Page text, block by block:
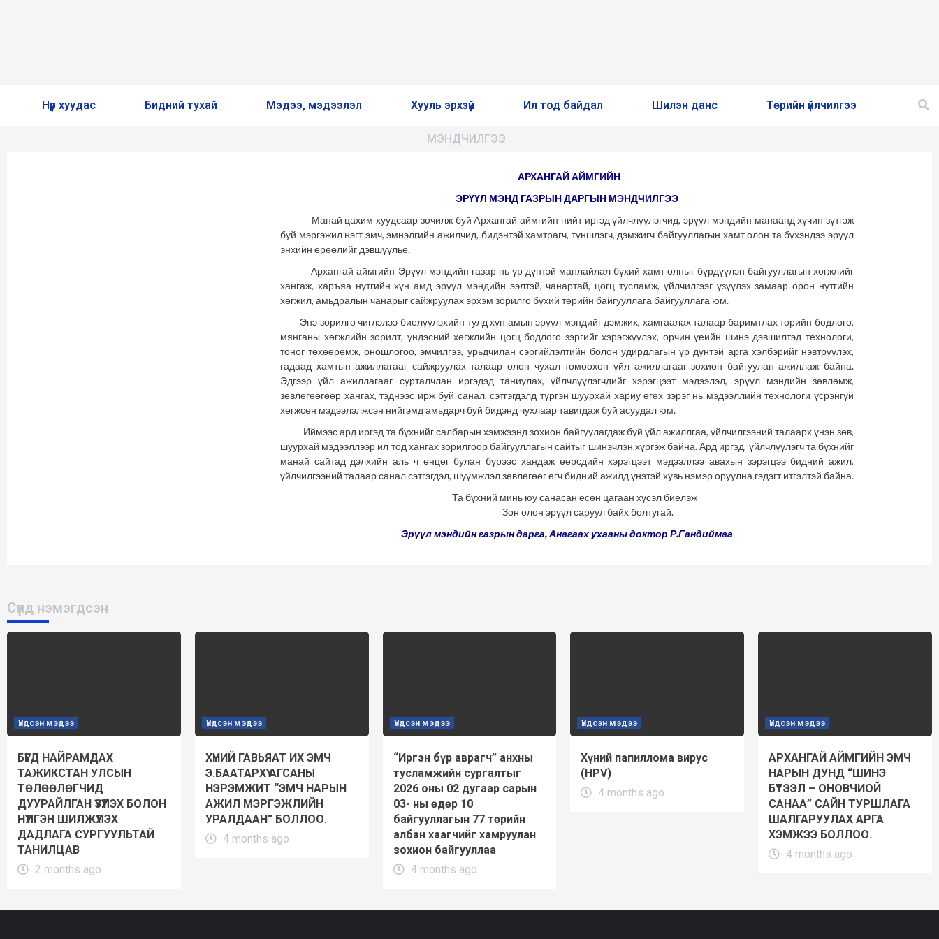
Нүүр хуудас Бидний тухай Мэдээ, мэдээлэл Хууль эрхзүй Ил тод байдал Шилэн данс Төрийн үйлчилгээ
МЭНДЧИЛГЭЭ
АРХАНГАЙ АЙМГИЙН
ЭРҮҮЛ МЭНД ГАЗРЫН ДАРГЫН МЭНДЧИЛГЭЭ
Манай цахим хуудсаар зочилж буй Aрхангай аймгийн нийт иргэд үйлчлүүлэгчид, эрүүл мэндийн манаанд хүчин зүтгэж
буй мэргэжил нэгт эмч, эмнэлгийн ажилчид, бидэнтэй хамтрагч, түншлэгч, дэмжигч байгууллагын хамт олон та бүхэндээ эрүүл
энхийн ерөөлийг дэвшүүлье.
Архангай аймгийн Эрүүл мэндийн газар нь үр дүнтэй манлайлал бүхий хамт олныг бүрдүүлэн байгууллагын хөгжлийг
хангаж, харъяа нутгийн хүн амд эрүүл мэндийн ээлтэй, чанартай, цогц тусламж, үйлчилгээг үзүүлэх замаар орон нутгийн
хөгжил, амьдралын чанарыг сайжруулах эрхэм зорилго бүхий төрийн байгууллага байгууллага юм.
Энэ зорилго чиглэлээ биелүүлэхийн тулд хүн амын эрүүл мэндийг дэмжих, хамгаалах талаар баримтлах төрийн бодлого,
мянганы хөгжлийн зорилт, үндэсний хөгжлийн цогц бодлого зэргийг хэрэгжүүлэх, орчин үеийн шинэ дэвшилтэд технологи,
тоног төхөөрөмж, оношлогоо, эмчилгээ, урьдчилан сэргийлэлтийн болон удирдлагын үр дүнтэй арга хэлбэрийг нэвтрүүлэх,
гадаад хамтын ажиллагааг сайжруулах талаар олон чухал томоохон үйл ажиллагааг зохион байгуулан ажиллаж байна.
Эдгээр үйл ажиллагааг сурталчлан иргэдэд таниулах, үйлчлүүлэгчдийг хэрэгцээт мэдээлэл, эрүүл мэндийн зөвлөмж,
зөвлөгөөгөөр хангах, тэднээс ирж буй санал, сэтгэгдэлд түргэн шуурхай хариу өгөх зэрэг нь мэдээллийн технологи үсрэнгүй
хөгжсөн мэдээлэлжсэн нийгэмд амьдарч буй бидэнд чухлаар тавигдаж буй асуудал юм.
Иймээс ард иргэд та бүхнийг салбарын хэмжээнд зохион байгуулагдаж буй үйл ажиллгаа, үйлчилгээний талаарх үнэн зөв,
шуурхай мэдээллээр ил тод хангах зорилгоор байгууллагын сайтыг шинэчлэн хүргэж байна. Ард иргэд, үйлчлүүлэгч та бүхнийг
манай сайтад дэлхийн аль ч өнцөг булан бүрээс хандаж өөрсдийн хэрэгцээт мэдээллээ авахын зэрэгцээ бидний ажил,
үйлчилгээний талаар санал сэтгэгдэл, шүүмжлэл зөвлөгөөг өгч бидний ажилд үнэтэй хувь нэмэр оруулна гэдэгт итгэлтэй байна.
Та бүхний минь юу санасан есөн цагаан хүсэл биелэж
Зон олон эрүүл саруул байх болтугай.
Эрүүлмэндийнгазрындарга, Анагаах ухааны доктор Р.Гандиймаа
Сүүлд нэмэгдсэн
Үндсэн мэдээ
БҮГД НАЙРАМДАХ
ТАЖИКСТАН УЛСЫН
ТӨЛӨӨЛӨГЧИД
ДУУРАЙЛГАН ҮЗҮҮЛЭХ БОЛОН
НҮҮЛГЭН ШИЛЖҮҮЛЭХ
ДАДЛАГА СУРГУУЛЬТАЙ
ТАНИЛЦАВ
2 months ago
Үндсэн мэдээ
ХҮНИЙ ГАВЬЯАТ ИХ ЭМЧ
Э.БААТАРХҮҮ АГСАНЫ
НЭРЭМЖИТ “ЭМЧ НАРЫН
АЖИЛ МЭРГЭЖЛИЙН
УРАЛДААН” БОЛЛОО.
4 months ago
Үндсэн мэдээ
“Иргэн бүр аврагч” анхны
тусламжийн сургалтыг
2026 оны 02 дугаар сарын
03- ны өдөр 10
байгууллагын 77 төрийн
албан хаагчийг хамруулан
зохион байгууллаа
4 months ago
Үндсэн мэдээ
Хүний папиллома вирус
(HPV)
4 months ago
Үндсэн мэдээ
АРХАНГАЙ АЙМГИЙН ЭМЧ
НАРЫН ДУНД “ШИНЭ
БҮТЭЭЛ – ОНОВЧИОЙ
САНАА” САЙН ТУРШЛАГА
ШАЛГАРУУЛАХ АРГА
ХЭМЖЭЭ БОЛЛОО.
4 months ago